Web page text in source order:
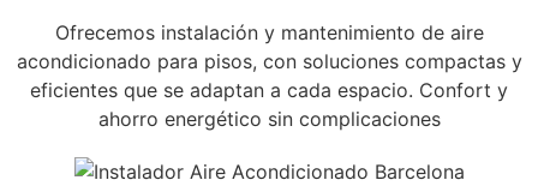
Ofrecemos instalación y mantenimiento de aire
acondicionado para pisos, con soluciones compactas y
eficientes que se adaptan a cada espacio. Confort y
ahorro energético sin complicaciones